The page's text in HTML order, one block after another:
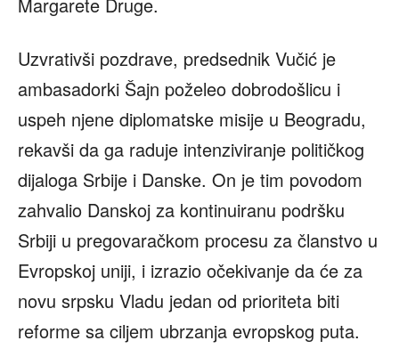
Uzvrativši pozdrave, predsednik Vučić je
ambasadorki Šajn poželeo dobrodošlicu i
uspeh njene diplomatske misije u Beogradu,
rekavši da ga raduje intenziviranje političkog
dijaloga Srbije i Danske. On je tim povodom
zahvalio Danskoj za kontinuiranu podršku
Srbiji u pregovaračkom procesu za članstvo u
Evropskoj uniji, i izrazio očekivanje da će za
novu srpsku Vladu jedan od prioriteta biti
reforme sa ciljem ubrzanja evropskog puta.